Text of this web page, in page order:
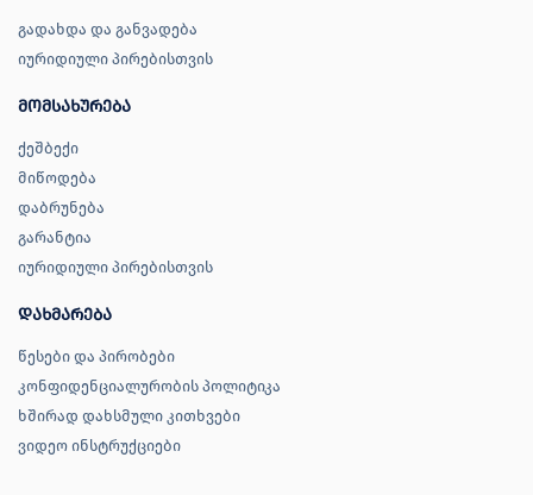
გადახდა და განვადება
იურიდიული პირებისთვის
მომსახურება
ქეშბექი
მიწოდება
დაბრუნება
გარანტია
იურიდიული პირებისთვის
დახმარება
წესები და პირობები
კონფიდენციალურობის პოლიტიკა
ხშირად დახსმული კითხვები
ვიდეო ინსტრუქციები